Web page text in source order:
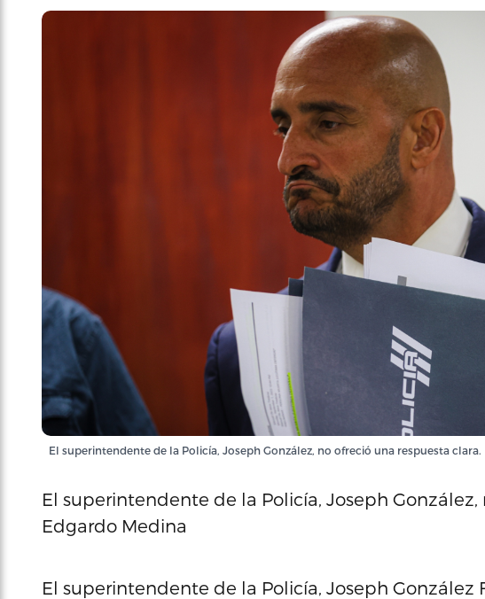
El superintendente de la Policía, Joseph González, no ofreció una respuesta clara.
El superintendente de la Policía, Joseph
Edgardo Medina
El superintendente de la Policía, Joseph González